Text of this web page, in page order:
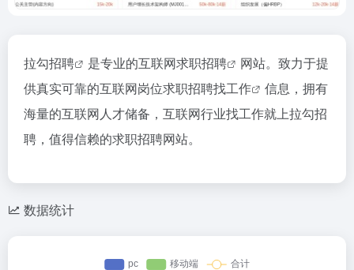
拉勾招聘 是专业的互联网求职招聘
网站。致力于提
供真实可靠的互联网岗位求职招聘找工作
信息，拥有
海量的互联网人才储备，互联网行业找工作就上拉勾招
聘，值得信赖的求职招聘网站。
数据统计